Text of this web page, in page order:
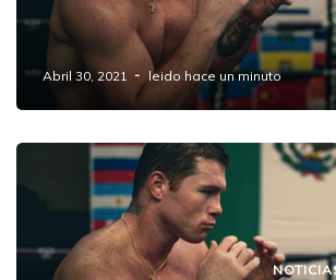
"Canelo Energy" y otras
Boxeador.
Abril 30, 2021 leido hace un minuto